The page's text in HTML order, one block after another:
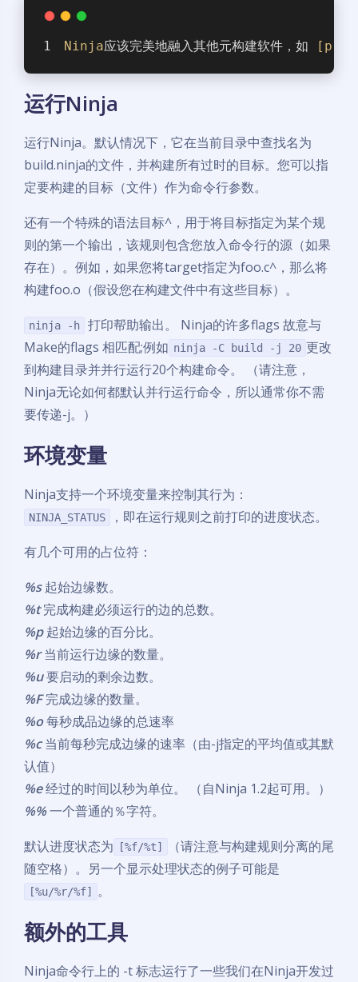
Ninja应该完美地融入其他元构建软件，如
运行Ninja
运行Ninja。默认情况下，它在当前目录中查找名为
build.ninja的文件，并构建所有过时的目标。您可以指
定要构建的目标（文件）作为命令行参数。
还有一个特殊的语法目标^，用于将目标指定为某个规
则的第一个输出，该规则包含您放入命令行的源（如果
存在）。例如，如果您将target指定为foo.c^，那么将
构建foo.o（假设您在构建文件中有这些目标）。
ninja -h
打印帮助输出。 Ninja的许多flags 故意与
Make的flags 相匹配;例如 ninja -C build -j 20 更改
到构建目录并并行运行20个构建命令。 （请注意，
Ninja无论如何都默认并行运行命令，所以通常你不需
要传递-j。）
环境变量
Ninja支持一个环境变量来控制其行为：
NINJA_STATUS
，即在运行规则之前打印的进度状态。
有几个可用的占位符：
%s起始边缘数。
%t完成构建必须运行的边的总数。
%p起始边缘的百分比。
%r当前运行边缘的数量。
%u要启动的剩余边数。
%F完成边缘的数量。
%o每秒成品边缘的总速率
%c当前每秒完成边缘的速率（由-j指定的平均值或其默
认值）
%e经过的时间以秒为单位。 （自Ninja 1.2起可用。）
%%一个普通的％字符。
默认进度状态为
[%f/%t]
（请注意与构建规则分离的尾
随空格）。另一个显示处理状态的例子可能是
[%u/%r/%f] 。
额外的工具
Ninja命令行上的 -t 标志运行了一些我们在Ninja开发过